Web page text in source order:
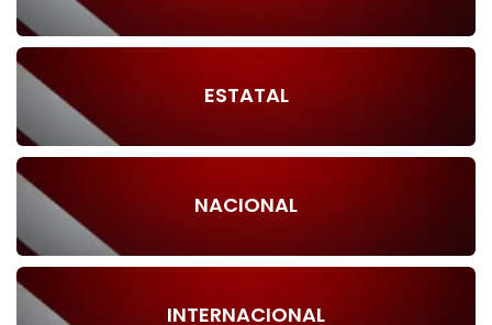
ESTATAL
NACIONAL
INTERNACIONAL